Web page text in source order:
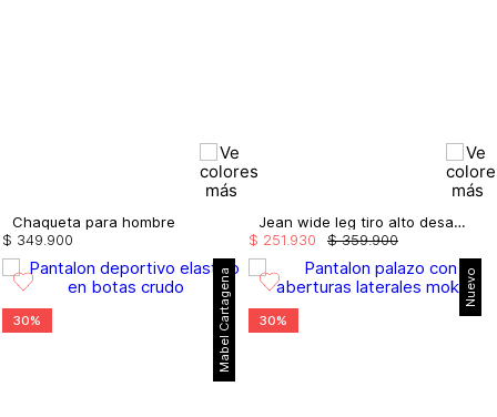
Chaqueta para hombre
$ 349 900
Jean wide leg tiro alto desagujado
$ 359.900
$ 251 930
Mabel Cartagena
30%
Nuevo
30%